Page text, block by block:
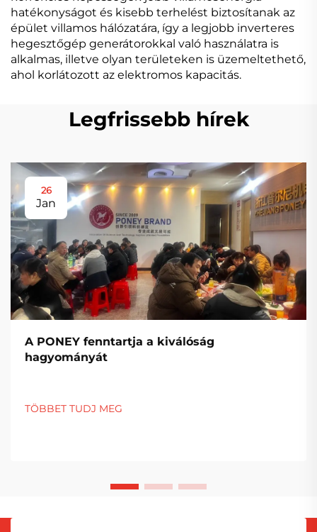
hatékonyságot és kisebb terhelést biztosítanak az
épület villamos hálózatára, így a legjobb inverteres
hegesztőgép generátorokkal való használatra is
alkalmas, illetve olyan területeken is üzemeltethető,
ahol korlátozott az elektromos kapacitás.
Legfrissebb hírek
26
Jan
A PONEY fenntartja a kiválóság
hagyományát
TÖBBET TUDJ MEG